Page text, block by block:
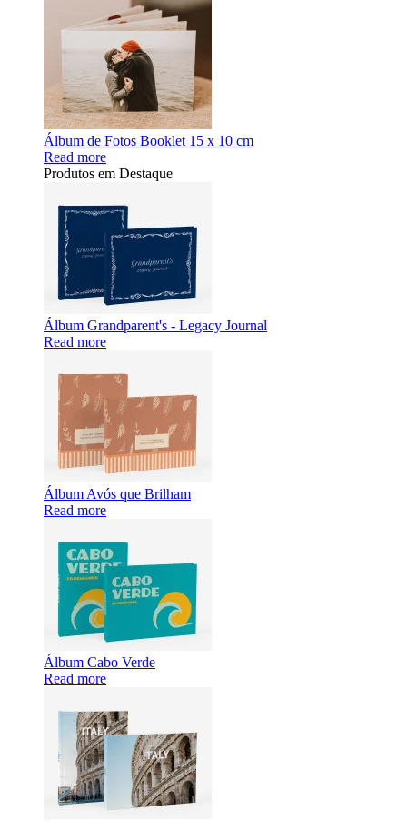
Álbum de Fotos Booklet 15 x 10 cm
Read more
Produtos em Destaque
Álbum Grandparent's - Legacy Journal
Read more
Álbum Avós que Brilham
Read more
Álbum Cabo Verde
Read more